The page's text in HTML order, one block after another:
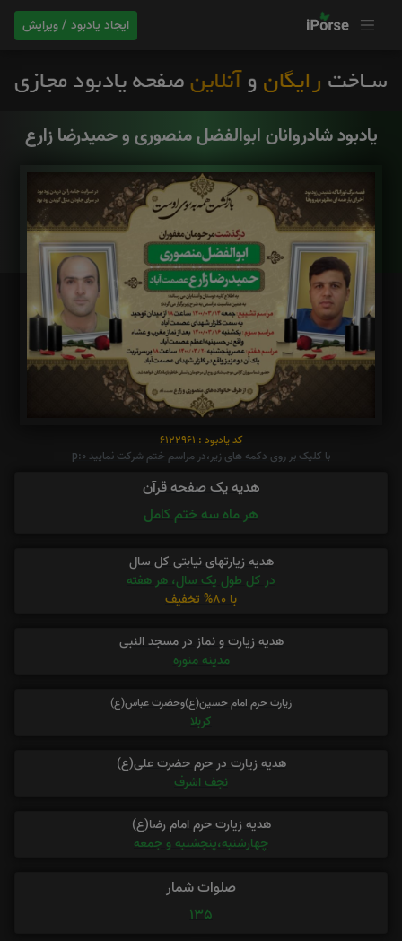
ایجاد یادبود / ویرایش
یادبود شادروانان ابوالفضل منصوری و حمیدرضا زارع
کد یادبود : 6122961
با کلیک بر روی دکمه های زیر،در مراسم ختم شرکت نمایید p:0
هدیه یک صفحه قرآن
هر ماه سه ختم کامل
هدیه زیارتهای نیابتی کل سال
در کل طول یک سال، هر هفته
با 80% تخفیف
هدیه زیارت و نماز در مسجد النبی
مدینه منوره
زیارت حرم امام حسین(ع)وحضرت عباس(ع)
کربلا
هدیه زیارت در حرم حضرت علی(ع)
نجف اشرف
هدیه زیارت حرم امام رضا(ع)
چهارشنبه،پنجشنبه و جمعه
صلوات شمار
135